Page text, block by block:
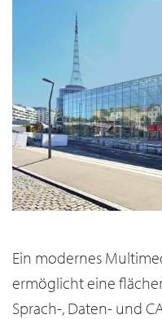
Ein modernes
ermöglicht eine
Sprach-, Daten- und